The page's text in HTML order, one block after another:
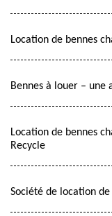
Location de bennes
Bennes à louer – une
Location de bennes
Recycle
Société de location